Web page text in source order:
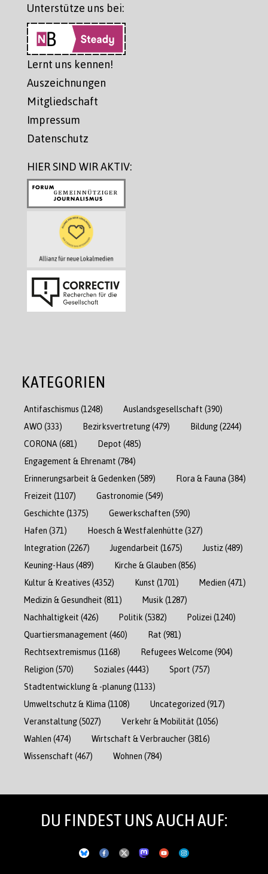
Unterstütze uns bei:
Lernt uns kennen!
Auszeichnungen
Mitgliedschaft
Impressum
Datenschutz
HIER SIND WIR AKTIV:
KATEGORIEN
Antifaschismus (1248) Auslandsgesellschaft (390)
AWO (333) Bezirksvertretung(479) Bildung(2244)
CORONA (681) Depot (485)
Engagement & Ehrenamt (784)
Erinnerungsarbeit & Gedenken (589) Flora & Fauna (384)
Freizeit (1107) Gastronomie (549)
Geschichte (1375) Gewerkschaften (590)
Hafen (371) Hoesch & Westfalenhütte (327)
Integration (2267) Jugendarbeit (1675) Justiz(489)
Keuning-Haus (489) Kirche & Glauben (856)
Kultur & Kreatives (4352) Kunst (1701) Medien (471)
Medizin & Gesundheit (811) Musik (1287)
Nachhaltigkeit (426) Politik (5382) Polizei (1240)
Quartiersmanagement (460) Rat (981)
Rechtsextremismus (1168) Refugees Welcome (904)
Religion (570) Soziales (4443) Sport (757)
Stadtentwicklung & -planung(1133)
Umweltschutz & Klima (1108) Uncategorized (917)
Veranstaltung(5027) Verkehr & Mobilität (1056)
Wahlen (474) Wirtschaft & Verbraucher(3816)
Wissenschaft (467) Wohnen (784)
DU FINDEST UNS AUCH AUF: